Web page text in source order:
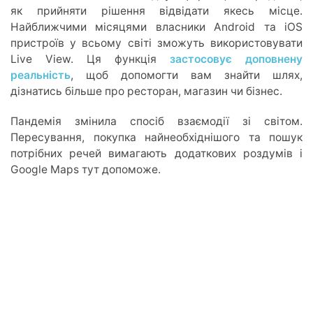
як прийняти рішення відвідати якесь місце.
Найближчими місяцями власники Android та iOS
пристроїв у всьому світі зможуть використовувати
Live View. Ця функція застосовує доповнену
реальність, щоб допомогти вам знайти шлях,
дізнатись більше про ресторан, магазин чи бізнес.
Пандемія змінила спосіб взаємодії зі світом.
Пересування, покупка найнеобхіднішого та пошук
потрібних речей вимагають додаткових роздумів і
Google Maps тут допоможе.